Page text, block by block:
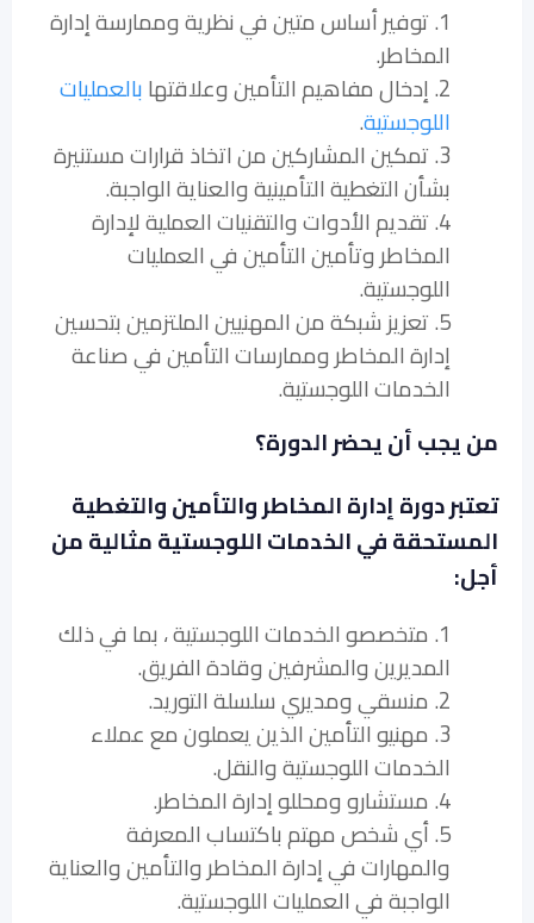
1. توفير أساس متين في نظرية وممارسة إدارة
المخاطر.
2. إدخال مفاهيم التأمين وعلاقتها
بالعمليات
اللوجستية.
3. تمكين المشاركين من اتخاذ قرارات مستنيرة
بشأن التغطية التأمينية والعناية الواجبة.
4. تقديم الأدوات والتقنيات العملية لإدارة
المخاطر وتأمين التأمين في العمليات
اللوجستية.
5. تعزيز شبكة من المهنيين الملتزمين بتحسين
إدارة المخاطر وممارسات التأمين في صناعة
الخدمات اللوجستية.
من يجب أن يحضر الدورة؟
تعتبر دورة إدارة المخاطر والتأمين والتغطية
المستحقة في الخدمات اللوجستية مثالية من
أجل:
1. متخصصو الخدمات اللوجستية ، بما في ذلك
المديرين والمشرفين وقادة الفريق.
2. منسقي ومديري سلسلة التوريد.
3. مهنيو التأمين الذين يعملون مع عملاء
الخدمات اللوجستية والنقل.
4. مستشارو ومحللو إدارة المخاطر.
5. أي شخص مهتم باكتساب المعرفة
والمهارات في إدارة المخاطر والتأمين والعناية
الواجبة في العمليات اللوجستية.